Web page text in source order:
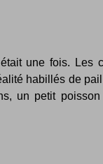
une fois. Les
habillés de
un petit